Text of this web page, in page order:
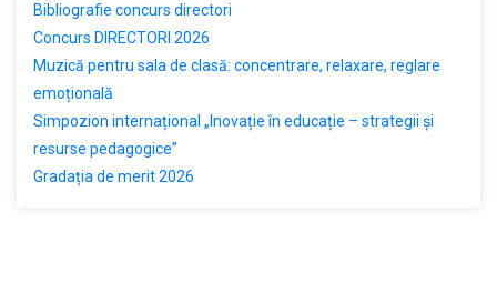
Bibliografie concurs directori
Concurs DIRECTORI 2026
Muzică pentru sala de clasă: concentrare, relaxare, reglare
emoțională
Simpozion internațional „Inovație în educație – strategii și
resurse pedagogice”
Gradația de merit 2026